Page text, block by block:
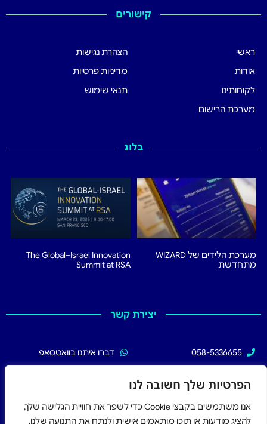
הפרטיות שלך חשובה לנו
אנו משתמשים בקבצי Cookie כדי לשפר את חוויית הגלישה שלך,
להציג מודעות או תוכן מותאמים אישית ולנתח את התנועה שלנו.
קישורים
ראשי
אודות
לקוחותינו
מערכת הרישום
הצהרת נגישות
מדיניות פרטיות
תנאי שימוש
בלוג
מערכת הלידים של WIZARD
מתחדשת
The Global–Israel Innovation
Summit at RSA
יצירת קשר
058-5336655
דברו איתנו בוואטסאפ